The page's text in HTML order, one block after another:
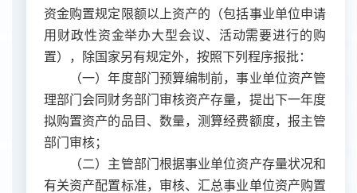
资金购置规定限额以上资产的（包括事业单位申请
用财政性资金举办大型会议、活动需要进行的购
置），除国家另有规定外，按照下列程序报批：
（一）年度部门预算编制前，事业单位资产管
理部门会同财务部门审核资产存量，提出下一年度
拟购置资产的品目、数量，测算经费额度，报主管
部门审核；
（二）主管部门根据事业单位资产存量状况和
有关资产配置标准，审核、汇总事业单位资产购置